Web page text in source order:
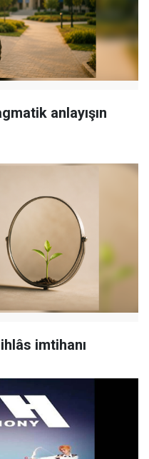
anlayışın
imtihanı